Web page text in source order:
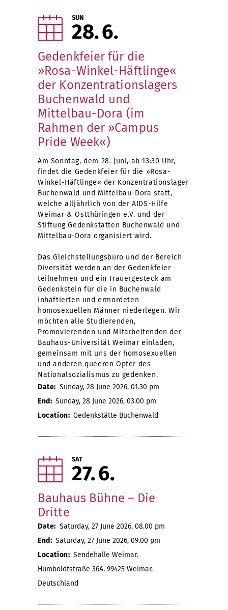
SUN
28 6
Gedenkfeier für die
»Rosa-Winkel-Häftlinge«
der Konzentrationslagers
Buchenwald und
Mittelbau-Dora (im
Rahmen der »Campus
Pride Week«)
Am Sonntag, dem 28. Juni, ab 13:30 Uhr,
findet die Gedenkfeier für die »Rosa-
Winkel-Häftlinge« der Konzentrationslager
Buchenwald und Mittelbau-Dora statt,
welche alljährlich von der AIDS-Hilfe
Weimar & Ostthüringen e.V. und der
Stiftung Gedenkstätten Buchenwald und
Mittelbau-Dora organisiert wird.
Das Gleichstellungsbüro und der Bereich
Diversität werden an der Gedenkfeier
teilnehmen und ein Trauergesteck am
Gedenkstein für die in Buchenwald
inhaftierten und ermordeten
homosexuellen Männer niederlegen. Wir
möchten alle Studierenden,
Promovierenden und Mitarbeitenden der
Bauhaus-Universität Weimar einladen,
gemeinsam mit uns der homosexuellen
und anderen queeren Opfer des
Nationalsozialismus zu gedenken.
Date: Sunday, 28 June 2026, 01.30 pm
End: Sunday, 28 June 2026, 03.00 pm
Location: Gedenkstätte Buchenwald
SAT
27 6
Bauhaus Bühne – Die
Dritte
Date: Saturday, 27 June 2026, 08.00 pm
End: Saturday, 27 June 2026, 09.00 pm
Location: Sendehalle Weimar,
Humboldtstraße 36A, 99425 Weimar,
Deutschland